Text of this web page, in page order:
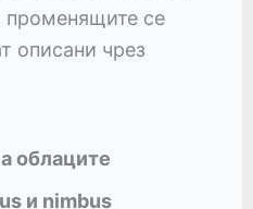
променящите се
описани чрез
облаците
и nimbus